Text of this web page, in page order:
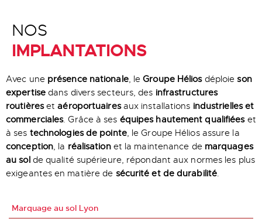
NOS
IMPLANTATIONS
Avec une présence nationale, leGroupe Héliosdéploieson
expertisedans divers secteurs, des infrastructures
routièresetaéroportuairesaux installations industrielles et
commerciales. Grâce à ses équipes hautement qualifiéeset
à ses technologies de pointe, le Groupe Hélios assure la
conception, la réalisationet la maintenance de marquages
au solde qualité supérieure, répondant aux normes les plus
exigeantes en matière de sécurité et de durabilité.
Marquage au sol Lyon